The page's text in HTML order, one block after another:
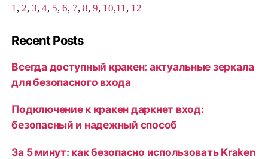
1 , 2,3,4, 5,6, 7,8,9, 10,11 , 12
Recent Posts
Всегда доступный кракен: актуальные зеркала
для безопасного входа
Подключение к кракен даркнет вход:
безопасный и надежный способ
За 5 минут: как безопасно использовать Kraken